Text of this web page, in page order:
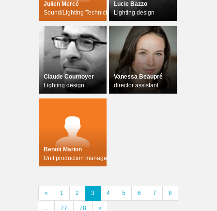
Julien Mercé
Sound/Lighting Technician
Lucie Bazzo
Lighting design
Claude Cournoyer
Lighting design
Vanessa Beaupré
director assistant
Benoit Marion
Unit production manager
« 1 2 3 4 5 6 7 8
... 77 78 »